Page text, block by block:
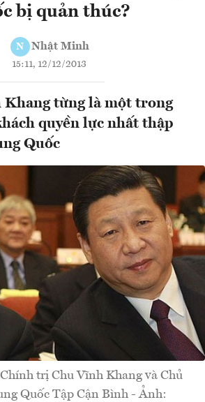
bị quản thúc?
N Nhật Minh
15:11, 12/12/2013
Khang từng là một trong
quyền lực nhất thập
Quốc
trị Chu Vĩnh Khang và Chủ
Quốc Tập Cận Bình - Ảnh: